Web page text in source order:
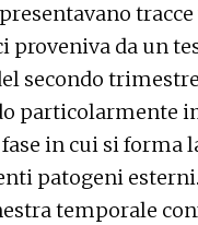
da un
secondo
particolarmente
in cui si forma
patogeni
temporale